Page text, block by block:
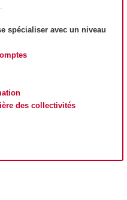
spécialiser avec un niveau
des collectivités